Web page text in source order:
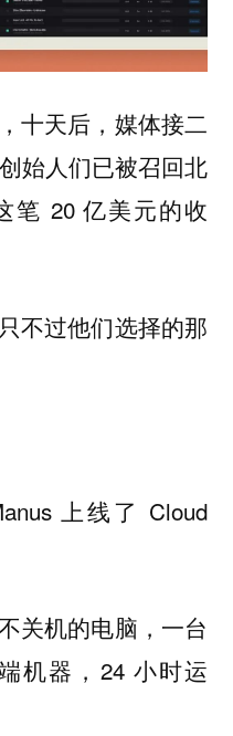
十天后，媒体接二
始人们已被召回北
笔 20 亿美元的收
不过他们选择的那
上线了 Cloud
关机的电脑，一台
机器，24 小时运